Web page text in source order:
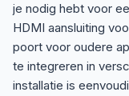
je nodig hebt voor
HDMI aansluiting
poort voor oudere
te integreren in
installatie is